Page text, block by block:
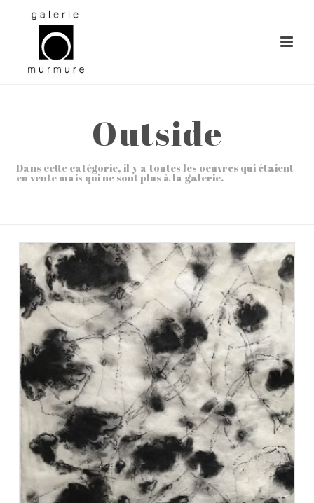
Outside
Dans cette catégorie, il y a toutes les oeuvres qui étaient
en vente mais qui ne sont plus à la galerie.